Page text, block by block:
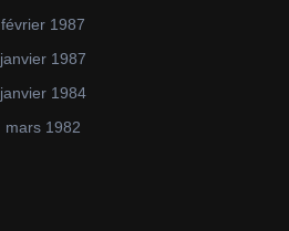
février 1987
janvier 1987
janvier 1984
mars 1982